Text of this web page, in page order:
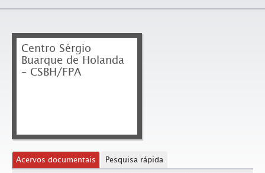
Centro Sérgio
Buarque de Holanda
– CSBH/FPA
Acervos documentais Pesquisa rápida